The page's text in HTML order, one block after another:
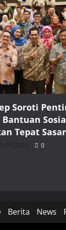
Soroti
Tepat
05/2026 0
Berita News